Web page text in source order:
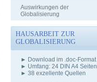
Auswirkungen der
Globalisierung
HAUSARBEIT ZUR
GLOBALISIERUNG
► Download im .doc-Format
► Umfang: 24 DIN A4 Seiten
► 38 exzellente Quellen